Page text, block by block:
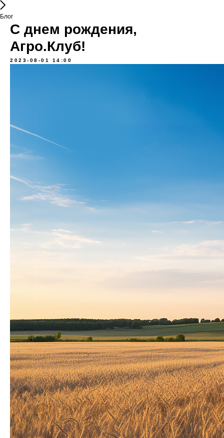
Блог
С днем рождения,
Агро.Клуб!
2023-08-01 14:00